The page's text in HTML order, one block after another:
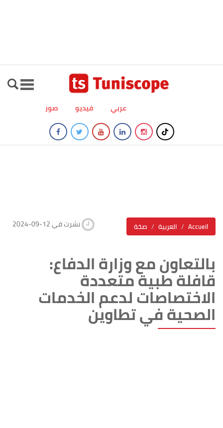
صور فيديو عربي
صحّة العربية Accueil 2024-09-12 نشرت في
بالتعاون مع وزارة الدفاع:
قافلة طبية متعددة
الاختصاصات لدعم الخدمات
الصحية في تطاوين